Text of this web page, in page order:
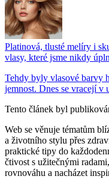
Platinová, tlusté melíry i
vlasy, které jsme nikdy
Tehdy byly vlasové barvy
jemnost. Dnes se vracejí v
Tento článek byl
Web se věnuje tématům
a životního stylu přes
praktické tipy do
čtivost s užitečnými
rovnováhu a nacházet